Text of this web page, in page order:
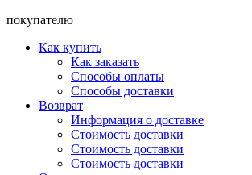
покупателю
Как купить
Как заказать
Способы оплаты
Способы доставки
Возврат
Информация о доставке
Стоимость доставки
Стоимость доставки
Стоимость доставки